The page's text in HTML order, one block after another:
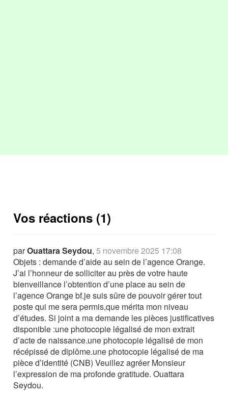
Vos réactions (1)
parOuattara Seydou,5 novembre 2025 17:08
Objets : demande d’aide au sein de l’agence Orange.
J’ai l’honneur de solliciter au près de votre haute
bienveillance l’obtention d’une place au sein de
l’agence Orange bf.je suis sûre de pouvoir gérer tout
poste qui me sera permis,que mérita mon niveau
d’études. Si joint a ma demande les pièces justificatives
disponible :une photocopie légalisé de mon extrait
d’acte de naissance.une photocopie légalisé de mon
récépissé de diplôme.une photocopie légalisé de ma
pièce d’identité (CNB) Veuillez agréer Monsieur
l’expression de ma profonde gratitude. Ouattara
Seydou.